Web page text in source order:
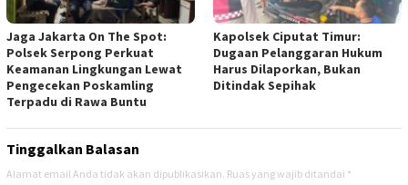
Jaga Jakarta On The Spot:
Polsek Serpong Perkuat
Keamanan Lingkungan Lewat
Pengecekan Poskamling
Terpadu di Rawa Buntu
Kapolsek Ciputat Timur:
Dugaan Pelanggaran Hukum
Harus Dilaporkan, Bukan
Ditindak Sepihak
Tinggalkan Balasan
Alamat email Anda tidak akan dipublikasikan. Ruas yang wajib ditandai *